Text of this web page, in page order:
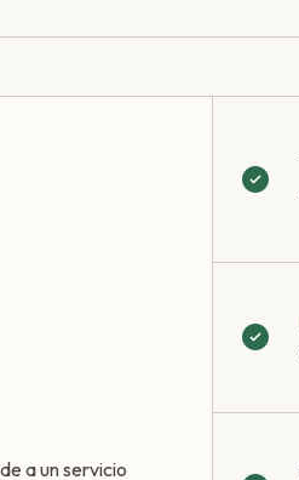
a un servicio